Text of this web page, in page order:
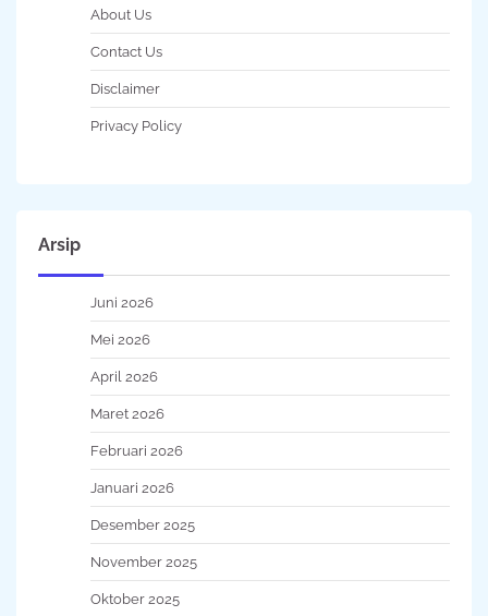
About Us
Contact Us
Disclaimer
Privacy Policy
Arsip
Juni 2026
Mei 2026
April 2026
Maret 2026
Februari 2026
Januari 2026
Desember 2025
November 2025
Oktober 2025